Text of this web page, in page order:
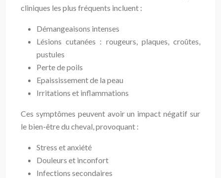
cliniques les plus fréquents incluent :
Démangeaisons intenses
Lésions cutanées : rougeurs, plaques, croûtes,
pustules
Perte de poils
Epaississement de la peau
Irritations et inflammations
Ces symptômes peuvent avoir un impact négatif sur
le bien-être du cheval, provoquant :
Stress et anxiété
Douleurs et inconfort
Infections secondaires